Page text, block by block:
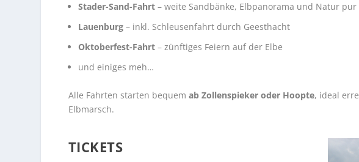
Stader-Sand-Fahrt– weite Sandbänke, Elbpanorama und Natur pur
Lauenburg– inkl. Schleusenfahrt durch Geesthacht
Oktoberfest-Fahrt– zünftiges Feiern auf der Elbe
und einiges meh…
Alle Fahrten starten bequem ab Zollenspieker oder Hoopte, ideal
Elbmarsch.
TICKETS